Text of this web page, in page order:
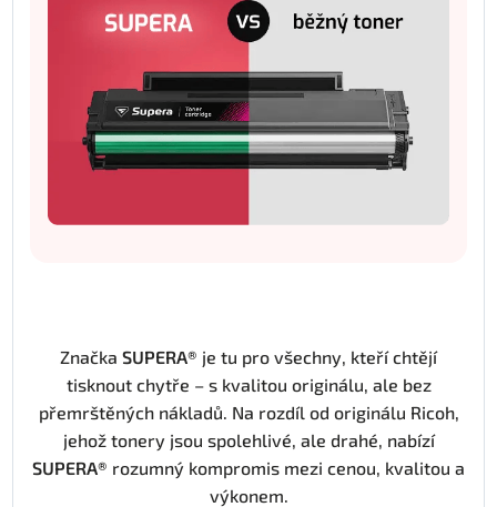
Značka SUPERA® je tu pro všechny, kteří chtějí
tisknout chytře – s kvalitou originálu, ale bez
přemrštěných nákladů. Na rozdíl od originálu Ricoh,
jehož tonery jsou spolehlivé, ale drahé, nabízí
SUPERA® rozumný kompromis mezi cenou, kvalitou a
výkonem.